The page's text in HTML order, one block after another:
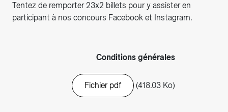
Tentez de remporter 23x2 billets pour y assister en
participant à nos concours Facebook et Instagram.
Conditions générales
Fichier pdf (418.03 Ko)